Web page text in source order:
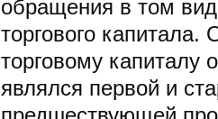
обращения в том
торгового
торговому капиталу
являлся первой и